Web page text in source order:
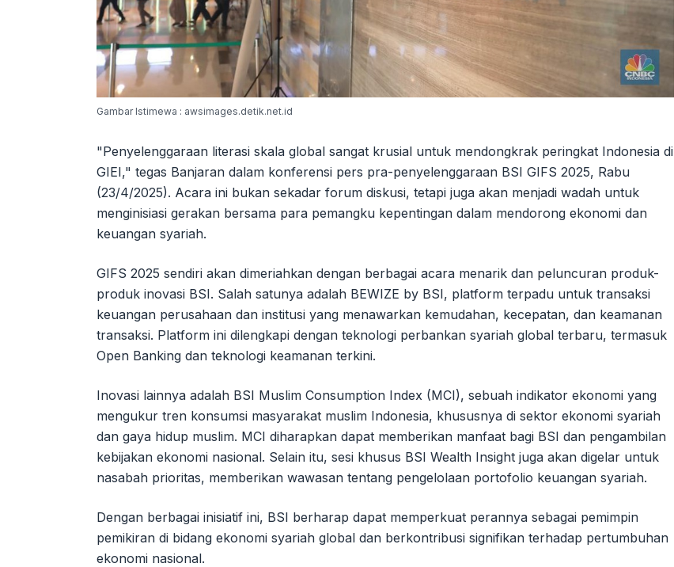
Gambar Istimewa : awsimages.detik.net.id
"Penyelenggaraan literasi skala global sangat krusial untuk mendongkrak peringkat Indonesia di
GIEI," tegas Banjaran dalam konferensi pers pra-penyelenggaraan BSI GIFS 2025, Rabu
(23/4/2025). Acara ini bukan sekadar forum diskusi, tetapi juga akan menjadi wadah untuk
menginisiasi gerakan bersama para pemangku kepentingan dalam mendorong ekonomi dan
keuangan syariah.
GIFS 2025 sendiri akan dimeriahkan dengan berbagai acara menarik dan peluncuran produk-
produk inovasi BSI. Salah satunya adalah BEWIZE by BSI, platform terpadu untuk transaksi
keuangan perusahaan dan institusi yang menawarkan kemudahan, kecepatan, dan keamanan
transaksi. Platform ini dilengkapi dengan teknologi perbankan syariah global terbaru, termasuk
Open Banking dan teknologi keamanan terkini.
Inovasi lainnya adalah BSI Muslim Consumption Index (MCI), sebuah indikator ekonomi yang
mengukur tren konsumsi masyarakat muslim Indonesia, khususnya di sektor ekonomi syariah
dan gaya hidup muslim. MCI diharapkan dapat memberikan manfaat bagi BSI dan pengambilan
kebijakan ekonomi nasional. Selain itu, sesi khusus BSI Wealth Insight juga akan digelar untuk
nasabah prioritas, memberikan wawasan tentang pengelolaan portofolio keuangan syariah.
Dengan berbagai inisiatif ini, BSI berharap dapat memperkuat perannya sebagai pemimpin
pemikiran di bidang ekonomi syariah global dan berkontribusi signifikan terhadap pertumbuhan
ekonomi nasional.